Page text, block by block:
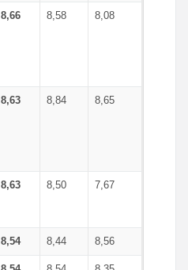
8,66 8,58 8,08
8,63 8,84 8,65
8,63 8,50 7,67
8,54 8,44 8,56